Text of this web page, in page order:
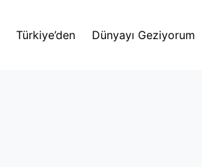
Türkiye’den Dünyayı Geziyorum